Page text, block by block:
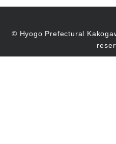
© Hyogo Prefectural